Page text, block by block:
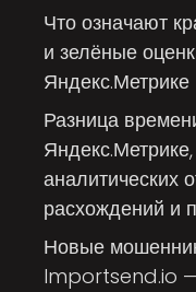
Что означают
и зелёные
Яндекс.Метрике
Разница
аналитических
расхождений и
Новые
Importsend.io —